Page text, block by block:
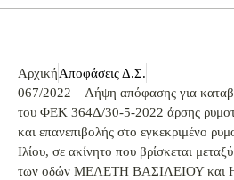
ΑρχικήΑποφάσεις Δ.Σ.
067/2022 – Λήψη απόφασης για
του ΦΕΚ 364Δ/30-5-2022 άρσης
και επανεπιβολής στο εγκεκριμένο
Ιλίου, σε ακίνητο που βρίσκεται
των οδών ΜΕΛΕΤΗ ΒΑΣΙΛΕΙΟΥ